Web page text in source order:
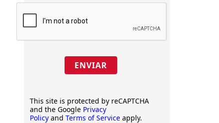
ENVIAR
This site is protected by reCAPTCHA
and the Google Privacy
Policy and Terms of Service apply.